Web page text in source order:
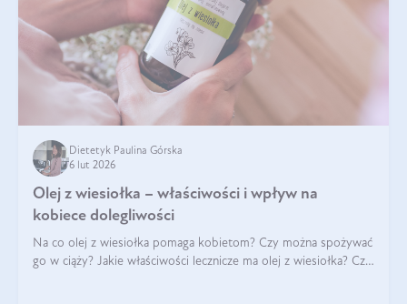
Dietetyk Paulina Górska
6 lut 2026
Olej z wiesiołka – właściwości i wpływ na
kobiece dolegliwości
Na co olej z wiesiołka pomaga kobietom? Czy można spożywać
go w ciąży? Jakie właściwości lecznicze ma olej z wiesiołka? Czy